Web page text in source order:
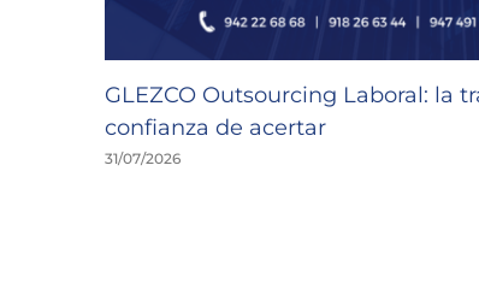
GLEZCO Outsourcing Laboral: la
confianza de acertar
31/07/2026